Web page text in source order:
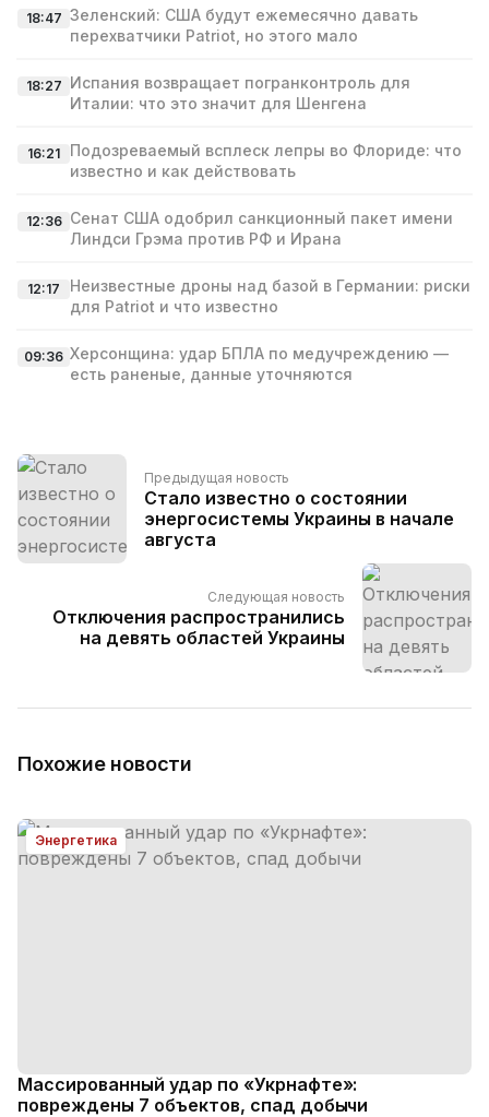
18:47 Зеленский: США будут ежемесячно давать
перехватчики Patriot, но этого мало
18:27 Испания возвращает погранконтроль для
Италии: что это значит для Шенгена
16:21
Подозреваемый всплеск лепры во Флориде: что
известно и как действовать
12:36 Сенат США одобрил санкционный пакет имени
Линдси Грэма против РФ и Ирана
12:17
Неизвестные дроны над базой в Германии: риски
для Patriot и что известно
09:36 Херсонщина: удар БПЛА по медучреждению —
есть раненые, данные уточняются
Предыдущая новость
Стало известно о состоянии
энергосистемы Украины в начале
августа
Следующая новость
Отключения распространились
на девять областей Украины
Похожие новости
Энергетика
Массированный удар по «Укрнафте»:
повреждены 7 объектов, спад добычи